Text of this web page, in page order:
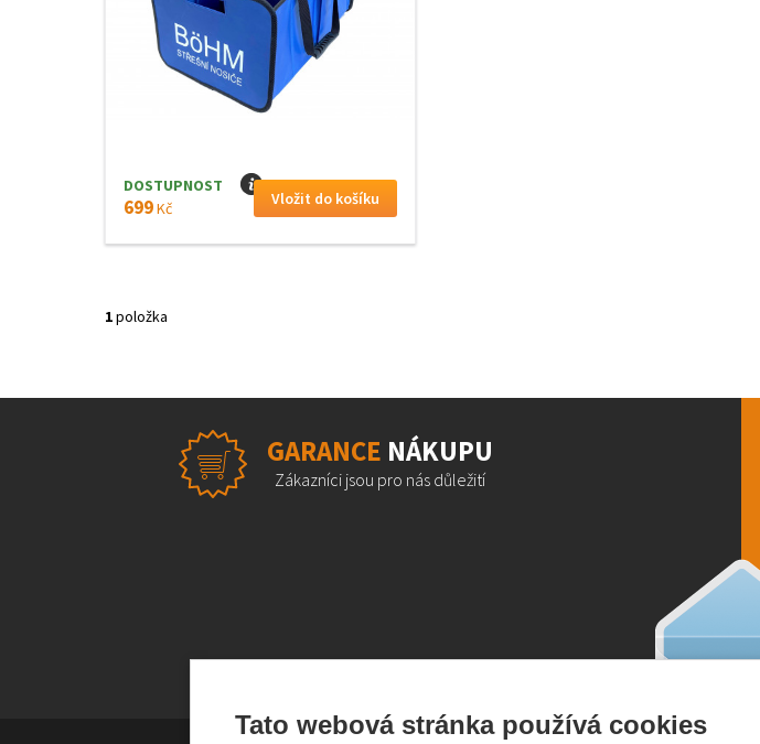
Tato webová stránka používá cookies
DOSTUPNOST I
699Kč
1položka
GARANCE NÁKUPU
Zákazníci jsou pro nás důležití